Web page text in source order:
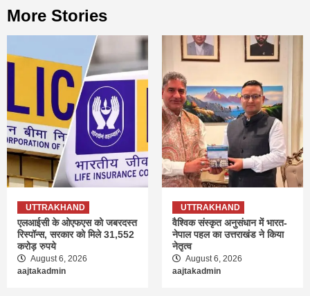
More Stories
UTTRAKHAND
एलआईसी के ओएफएस को जबरदस्त
रिस्पॉन्स, सरकार को मिले 31,552
करोड़ रुपये
August 6, 2026
aajtakadmin
UTTRAKHAND
वैश्विक संस्कृत अनुसंधान में भारत-
नेपाल पहल का उत्तराखंड ने किया
नेतृत्व
August 6, 2026
aajtakadmin